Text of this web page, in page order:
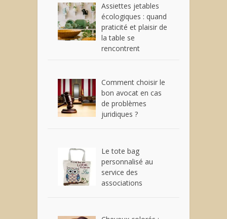
Assiettes jetables
écologiques : quand
praticité et plaisir de
la table se
rencontrent
Comment choisir le
bon avocat en cas
de problèmes
juridiques ?
Le tote bag
personnalisé au
service des
associations